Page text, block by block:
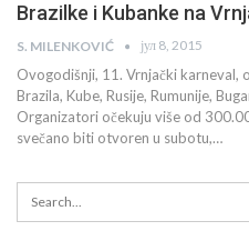
Brazilke i Kubanke na
S. MILENKOVIĆ јул 8, 2015
Ovogodišnji, 11. Vrnjački karneval,
Brazila, Kube, Rusije, Rumunije,
Organizatori očekuju više od
svečano biti otvoren u subotu,…